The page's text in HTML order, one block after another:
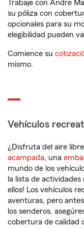
Trabaje con Andre
su póliza con
opcionales para su
elegibilidad pueden
Comience su
mismo.
Vehículos
¿Disfruta del aire
acampada, una
mundo de los
la lista de
ellos! Los vehículos
aventuras, pero
los senderos,
cobertura de calidad